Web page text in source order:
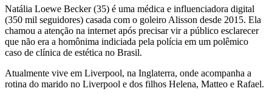
Natália Loewe Becker (35) é uma médica e influenciadora digital
(350 mil seguidores) casada com o goleiro Alisson desde 2015. Ela
chamou a atenção na internet após precisar vir a público esclarecer
que não era a homônima indiciada pela polícia em um polêmico
caso de clínica de estética no Brasil.
Atualmente vive em Liverpool, na Inglaterra, onde acompanha a
rotina do marido no Liverpool e dos filhos Helena, Matteo e Rafael.